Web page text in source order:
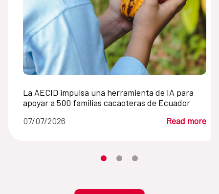
La AECID impulsa una herramienta de IA para
apoyar a 500 familias cacaoteras de Ecuador
07/07/2026
Read more
Moves the carousel to its element
Moves the carousel to its
Moves the carousel to its